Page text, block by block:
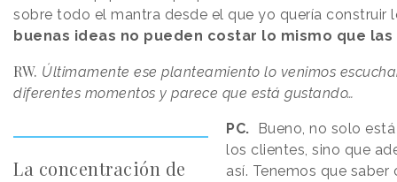
sobre todo el mantra desde el que yo quería construir
buenas ideas no pueden costar lo mismo que las
RW. Últimamente ese planteamiento lo venimos
diferentes momentos y parece que está gustando…
La concentración de
PC. Bueno, no solo
los clientes, sino que
así. Tenemos que saber